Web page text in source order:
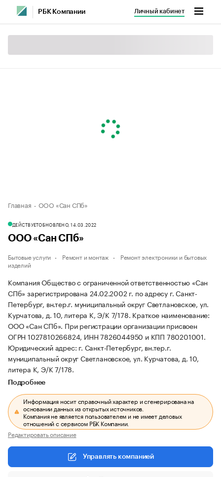
РБК Компании Личный кабинет
Главная ООО «Сан СПб»
ДЕЙСТВУЕТОБНОВЛЕНО, 14.03.2022
ООО «Сан СПб»
Бытовые услуги Ремонт и монтаж
Ремонт электроники и бытовых
изделий
Компания Общество с ограниченной ответственностью «Сан
СПб» зарегистрирована 24.02.2002 г. по адресу г. Санкт-
Петербург, вн.тер.г. муниципальный округ Светлановское, ул.
Курчатова, д. 10, литера К, Э/К 7/178. Краткое наименование:
ООО «Сан СПб». При регистрации организации присвоен
ОГРН 1027810266824, ИНН 7826044950 и КПП 780201001.
Юридический адрес: г. Санкт-Петербург, вн.тер.г.
муниципальный округ Светлановское, ул. Курчатова, д. 10,
литера К, Э/К 7/178.
Подробнее
Информация носит справочный характер и сгенерирована на
основании данных из открытых источников.
Компания не является пользователем и не имеет деловых
отношений с сервисом РБК Компании.
Редактировать описание
Управлять компанией